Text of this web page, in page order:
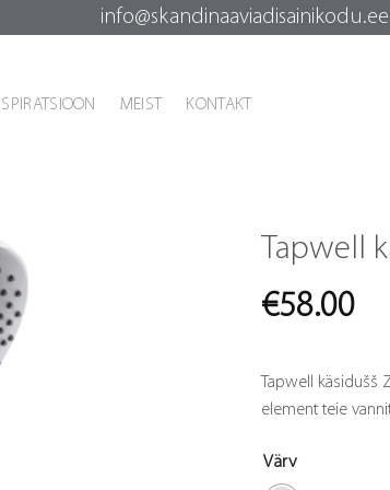
info@skandinaaviadisainikodu.ee
MEIST KONTAKT
Tapwell
€58.00
Tapwell käsidušš
element teie
Värv